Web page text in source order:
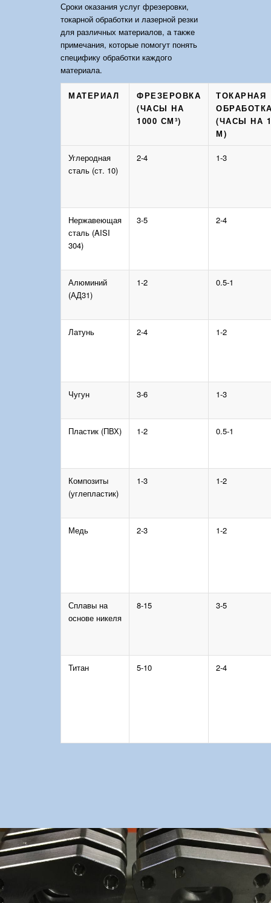
Сроки оказания услуг фрезеровки,
токарной обработки и лазерной резки
для различных материалов, а также
примечания, которые помогут понять
специфику обработки каждого
материала.
МАТЕРИАЛ
ФРЕЗЕРОВКА
(ЧАСЫ НА
1000 СМ³)
ТОКАРНАЯ
(ЧАСЫ НА 1
М)
Углеродная
сталь (ст. 10)
2-4 1-3
Нержавеющая
сталь (AISI
304)
3-5 2-4
Алюминий
(АД31)
1-2 0.5-1
Латунь 2-4 1-2
Чугун 3-6 1-3
Пластик (ПВХ) 1-2 0.5-1
Композиты
(углепластик)
1-3 1-2
Медь 2-3 1-2
Сплавы на
основе никеля
8-15 3-5
Титан 5-10 2-4